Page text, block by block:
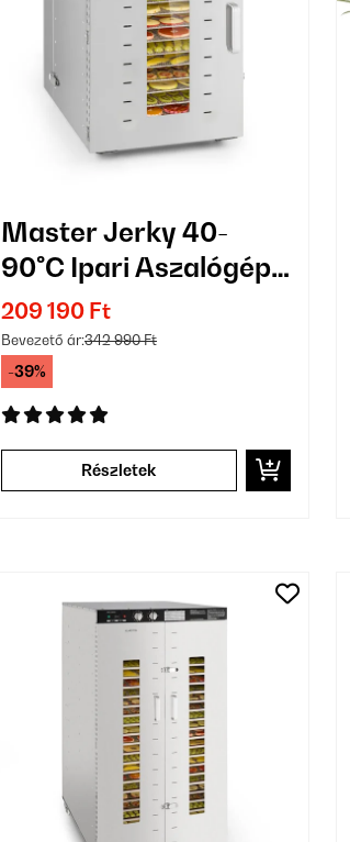
Master Jerky 40-
90°C Ipari Aszalógép
16 Tálcás Ezüst
209 190 Ft
Bevezető ár:342 990 Ft
-39%
Részletek